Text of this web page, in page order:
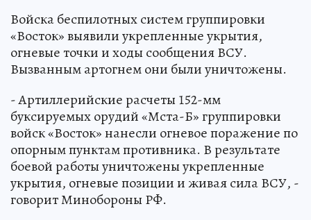
Войска беспилотных систем группировки
«Восток» выявили укрепленные укрытия,
огневые точки и ходы сообщения ВСУ.
Вызванным артогнем они были уничтожены.
- Артиллерийские расчеты 152-мм
буксируемых орудий «Мста-Б» группировки
войск «Восток» нанесли огневое поражение по
опорным пунктам противника. В результате
боевой работы уничтожены укрепленные
укрытия, огневые позиции и живая сила ВСУ, -
говорит Минобороны РФ.